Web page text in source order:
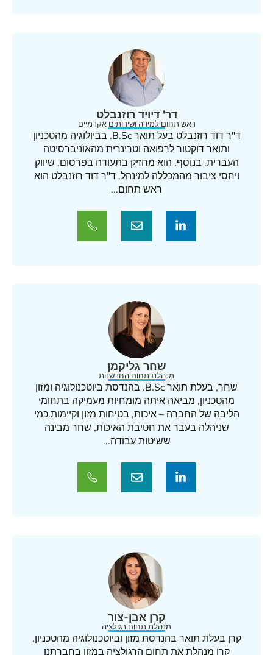
דר' דיויד רוזנבלט
ראש תחום למידה ושירותים אקדמיים
ד"ר דוד רוזנבלט בעל תואר B.Sc. בביולוגיה מהטכניון
ותואר דוקטור לרפואה וטרינרית מהאוניברסיטה
העברית. בנוסף, הוא מחזיק בתעודה בפרסום, שיווק
ויחסי ציבור מהמכללה למינהל. ד"ר דוד רוזנבלט הוא
ראש תחום...
שחר גליקמן
מנהלת תחום החדשנות
שחר, בעלת תואר B.Sc. בהנדסת ביוטכנולוגיה ומזון
מהטכניון, מביאה איתה מומחיות מעמיקה בתחומי
הליבה של החברה – איכות, בטיחות מזון וקיימות.כמי
שניהלה בעבר את חטיבת האיכות, שחר מבינה
ששיטות עבודה...
קרן אבן-צור
מנהלת תחום רגולציה
קרן בעלת תואר בהנדסת מזון וביוטכנולוגיה מהטכניון.
קרן מנהלת את תחום הרגולציה במזון בחברתנו